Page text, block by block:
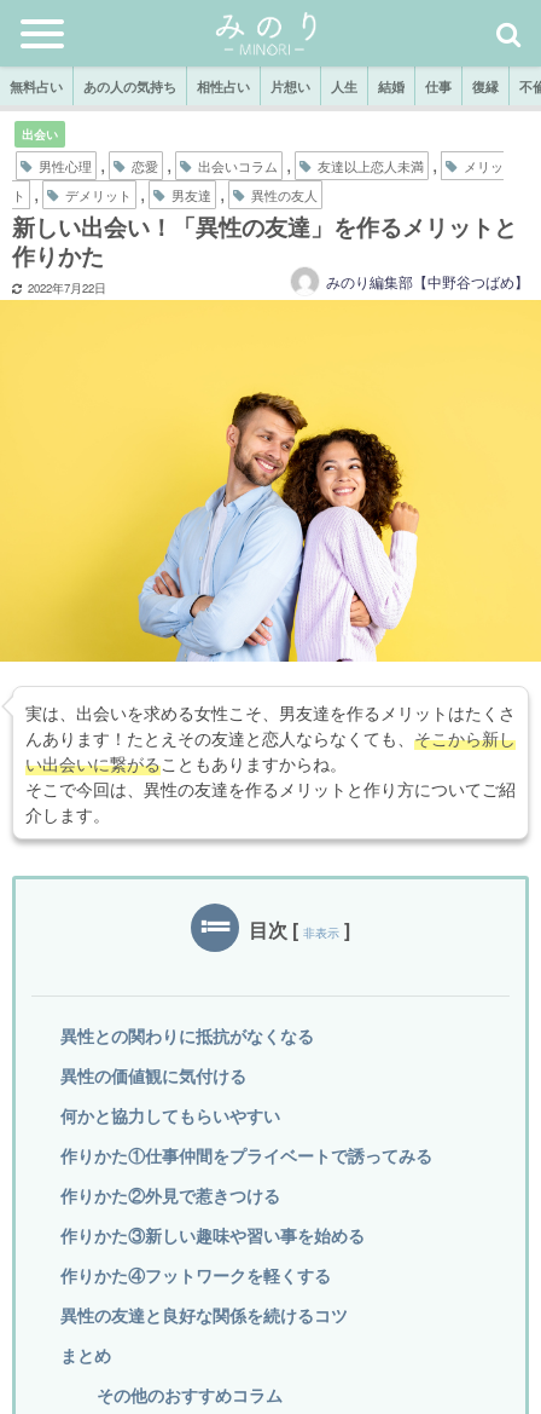
無料占い あの人の気持ち 相性占い 片想い 人生 結婚 仕事 復縁 不
出会い
男性心理 , 恋愛 , 出会いコラム , 友達以上恋人未満 ,
メリッ
ト
, デメリット , 男友達 , 異性の友人
新しい出会い！「異性の友達」を作るメリットと
作りかた
2022年7月22日 みのり編集部【中野谷つばめ】
実は、出会いを求める女性こそ、男友達を作るメリットはたくさ
んあります！たとえその友達と恋人ならなくても、 そこから新し
い出会いに繋がることもありますからね。
そこで今回は、異性の友達を作るメリットと作り方についてご紹
介します。
目次 [ 非表示 ]
異性との関わりに抵抗がなくなる
異性の価値観に気付ける
何かと協力してもらいやすい
作りかた①仕事仲間をプライベートで誘ってみる
作りかた②外見で惹きつける
作りかた③新しい趣味や習い事を始める
作りかた④フットワークを軽くする
異性の友達と良好な関係を続けるコツ
まとめ
その他のおすすめコラム